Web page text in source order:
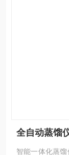
全自动蒸馏
智能一体化蒸